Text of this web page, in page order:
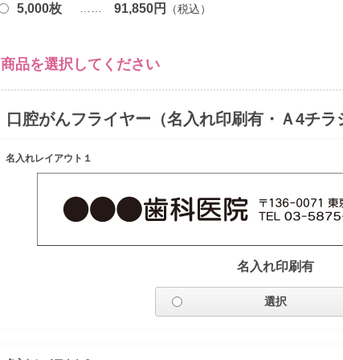
5,000枚 91,850円
商品を選択してください
口腔がんフライヤー（名入れ印刷有・Ａ4チラ
名入れレイアウト１
名入れ印刷有